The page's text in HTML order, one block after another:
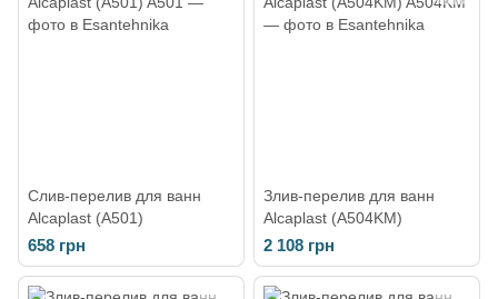
Слив-перелив для ванн
Alcaplast (A501)
658 грн
Злив-перелив для ванн
Alcaplast (A504KM)
2 108 грн